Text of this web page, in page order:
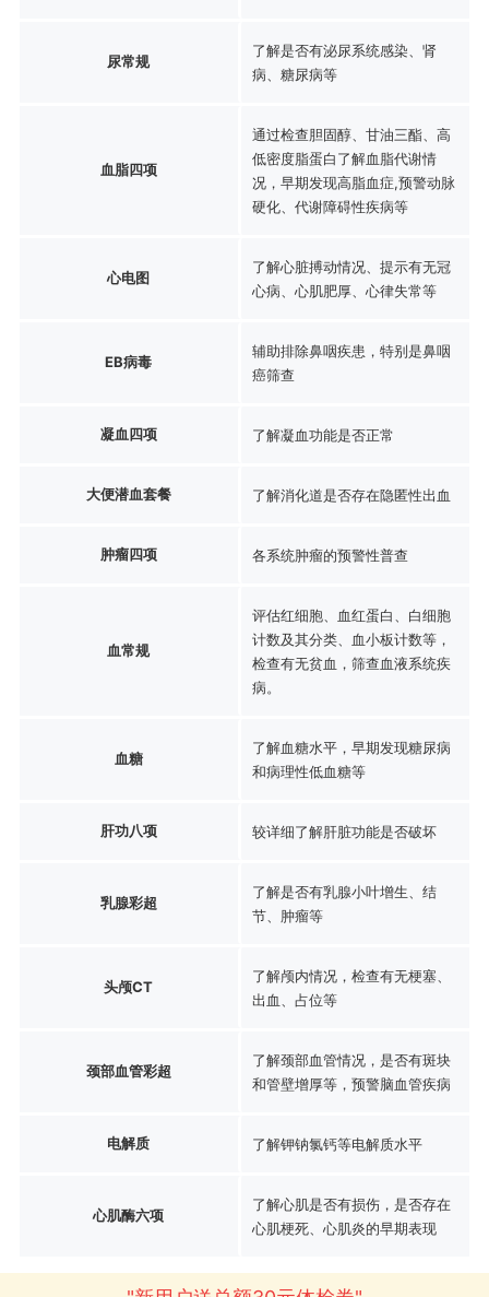
尿常规
了解是否有泌尿系统感染、肾
病、糖尿病等
血脂四项
通过检查胆固醇、甘油三酯、高
低密度脂蛋白了解血脂代谢情
况，早期发现高脂血症,预警动脉
硬化、代谢障碍性疾病等
心电图
了解心脏搏动情况、提示有无冠
心病、心肌肥厚、心律失常等
EB病毒
辅助排除鼻咽疾患，特别是鼻咽
癌筛查
凝血四项 了解凝血功能是否正常
大便潜血套餐 了解消化道是否存在隐匿性出血
肿瘤四项 各系统肿瘤的预警性普查
血常规
评估红细胞、血红蛋白、白细胞
计数及其分类、血小板计数等，
检查有无贫血，筛查血液系统疾
病。
血糖
了解血糖水平，早期发现糖尿病
和病理性低血糖等
肝功八项 较详细了解肝脏功能是否破坏
乳腺彩超
了解是否有乳腺小叶增生、结
节、肿瘤等
头颅CT
了解颅内情况，检查有无梗塞、
出血、占位等
颈部血管彩超
了解颈部血管情况，是否有斑块
和管壁增厚等，预警脑血管疾病
电解质 了解钾钠氯钙等电解质水平
心肌酶六项
了解心肌是否有损伤，是否存在
心肌梗死、心肌炎的早期表现